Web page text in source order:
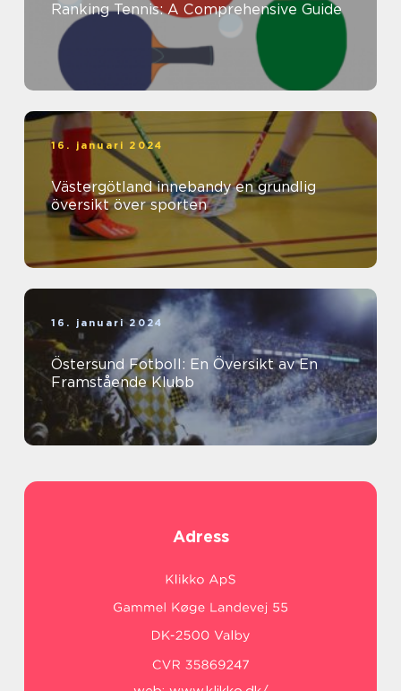
Ranking Tennis: A Comprehensive Guide
16. januari 2024
Västergötland innebandy en grundlig
översikt över sporten
16. januari 2024
Östersund Fotboll: En Översikt av En
Framstående Klubb
Adress